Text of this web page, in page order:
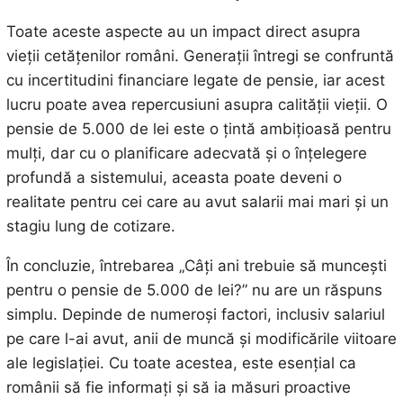
Toate aceste aspecte au un impact direct asupra
vieții cetățenilor români. Generații întregi se confruntă
cu incertitudini financiare legate de pensie, iar acest
lucru poate avea repercusiuni asupra calității vieții. O
pensie de 5.000 de lei este o țintă ambițioasă pentru
mulți, dar cu o planificare adecvată și o înțelegere
profundă a sistemului, aceasta poate deveni o
realitate pentru cei care au avut salarii mai mari și un
stagiu lung de cotizare.
În concluzie, întrebarea „Câți ani trebuie să muncești
pentru o pensie de 5.000 de lei?” nu are un răspuns
simplu. Depinde de numeroși factori, inclusiv salariul
pe care l-ai avut, anii de muncă și modificările viitoare
ale legislației. Cu toate acestea, este esențial ca
românii să fie informați și să ia măsuri proactive